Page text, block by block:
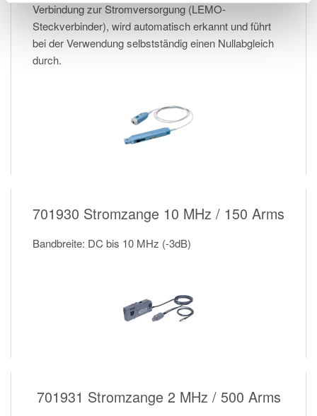
Verbindung zur Stromversorgung (LEMO-
Steckverbinder), wird automatisch erkannt und führt
bei der Verwendung selbstständig einen Nullabgleich
durch.
701930 Stromzange 10 MHz / 150 Arms
Bandbreite: DC bis 10 MHz (-3dB)
701931 Stromzange 2 MHz / 500 Arms